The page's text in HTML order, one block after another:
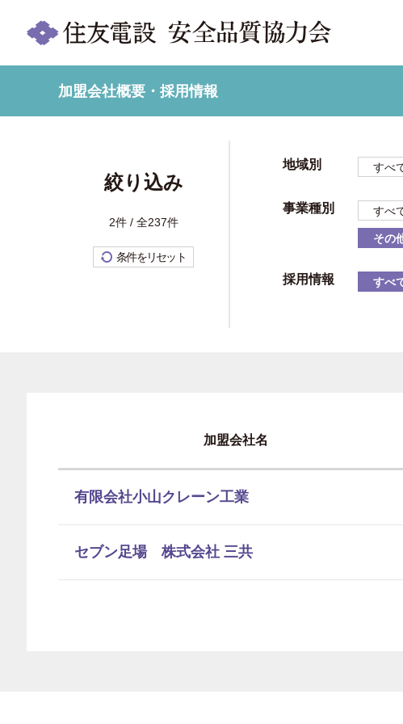
加盟会社概要・採用情報
絞り込み
2件 / 全237件
条件をリセット
地域別 すべ
事業種別 すべ
その
採用情報 すべ
加盟会社名
有限会社小山クレーン工業
セブン足場 株式会社 三共